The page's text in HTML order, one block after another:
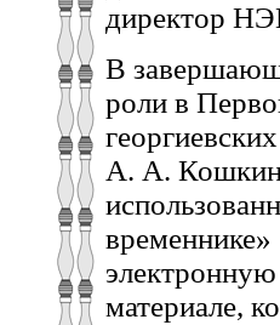
директор
В
роли в
А. А.
материале,